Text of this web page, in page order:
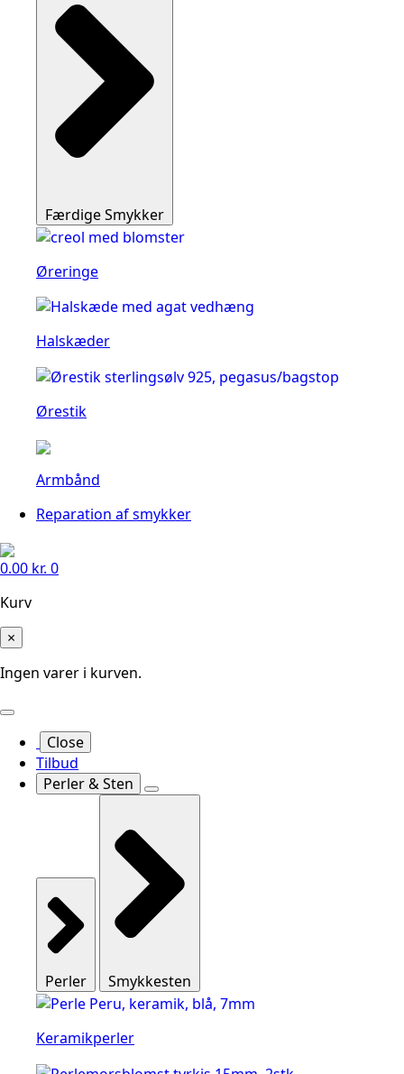
Færdige Smykker
Øreringe
Halskæder
Ørestik
Armbånd
Reparation af smykker
0.00 kr. 0
Kurv
×
Ingen varer i kurven.
Close
Tilbud
Perler & Sten
Perler Smykkesten
Keramikperler